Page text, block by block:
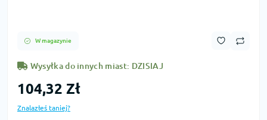
W magazynie
Wysyłka do innych miast: DZISIAJ
104,32 Zł
Znalazłeś taniej?